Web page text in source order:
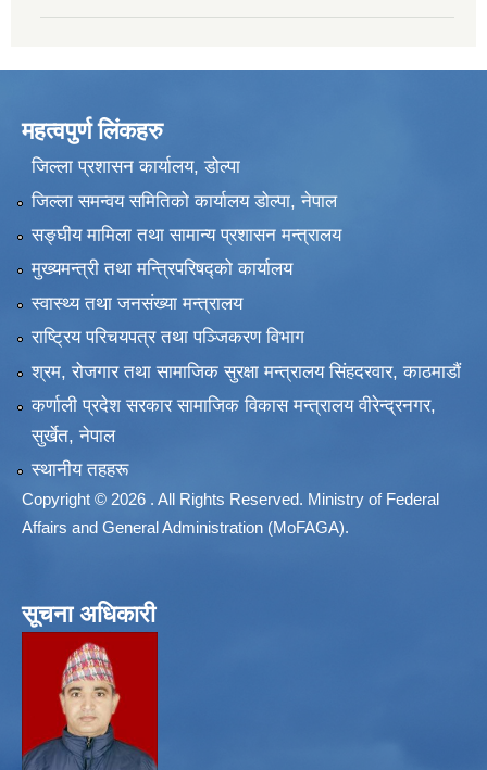
महत्वपुर्ण लिंकहरु
जिल्ला प्रशासन कार्यालय, डोल्पा
जिल्ला समन्वय समितिको कार्यालय डोल्पा, नेपाल
सङ्‍घीय मामिला तथा सामान्य प्रशासन मन्त्रालय
मुख्यमन्त्री तथा मन्त्रिपरिषद्को कार्यालय
स्वास्थ्य तथा जनसंख्या मन्त्रालय
राष्ट्रिय परिचयपत्र तथा पञ्जिकरण विभाग
श्रम, रोजगार तथा सामाजिक सुरक्षा मन्त्रालय सिंहदरवार, काठमाडाैं
कर्णाली प्रदेश सरकार सामाजिक विकास मन्त्रालय वीरेन्द्रनगर,
सुर्खेत, नेपाल
स्थानीय तहहरू
Copyright © 2026 . All Rights Reserved. Ministry of Federal
Affairs and General Administration (MoFAGA).
सूचना अधिकारी